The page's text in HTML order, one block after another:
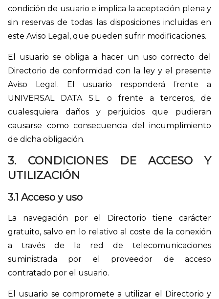
condición de usuario e implica la aceptación plena y
sin reservas de todas las disposiciones incluidas en
este Aviso Legal, que pueden sufrir modificaciones.
El usuario se obliga a hacer un uso correcto del
Directorio de conformidad con la ley y el presente
Aviso Legal. El usuario responderá frente a
UNIVERSAL DATA S.L. o frente a terceros, de
cualesquiera daños y perjuicios que pudieran
causarse como consecuencia del incumplimiento
de dicha obligación.
3. CONDICIONES DE ACCESO Y
UTILIZACIÓN
3.1 Acceso y uso
La navegación por el Directorio tiene carácter
gratuito, salvo en lo relativo al coste de la conexión
a través de la red de telecomunicaciones
suministrada por el proveedor de acceso
contratado por el usuario.
El usuario se compromete a utilizar el Directorio y